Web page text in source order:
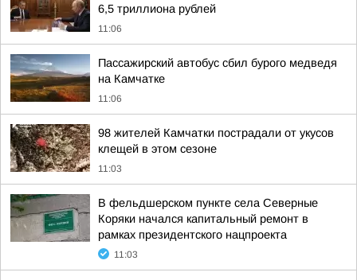
6,5 триллиона рублей
11:06
Пассажирский автобус сбил бурого медведя
на Камчатке
11:06
98 жителей Камчатки пострадали от укусов
клещей в этом сезоне
11:03
В фельдшерском пункте села Северные
Коряки начался капитальный ремонт в
рамках президентского нацпроекта
11:03